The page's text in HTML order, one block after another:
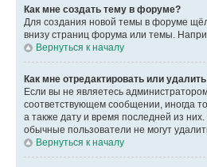
Как мне создать тему в форуме?
Для создания новой темы в форуме
внизу страниц форума или темы.
Вернуться к началу
Как мне отредактировать или
Если вы не являетесь
соответствующем сообщении, иногда
а также дату и время последней из
обычные пользователи не могут
Вернуться к началу